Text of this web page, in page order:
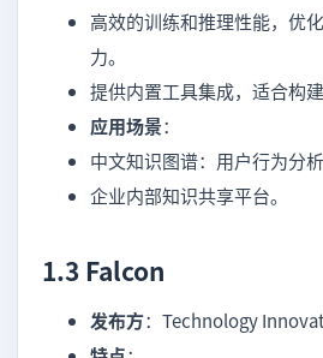
高效的训练和推理性能，优
力。
提供内置工具集成，适合构
应用场景：
中文知识图谱：用户行为分析
企业内部知识共享平台。
1.3 Falcon
发布方：Technology